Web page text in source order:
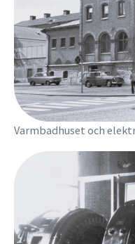
Varmbadhuset och